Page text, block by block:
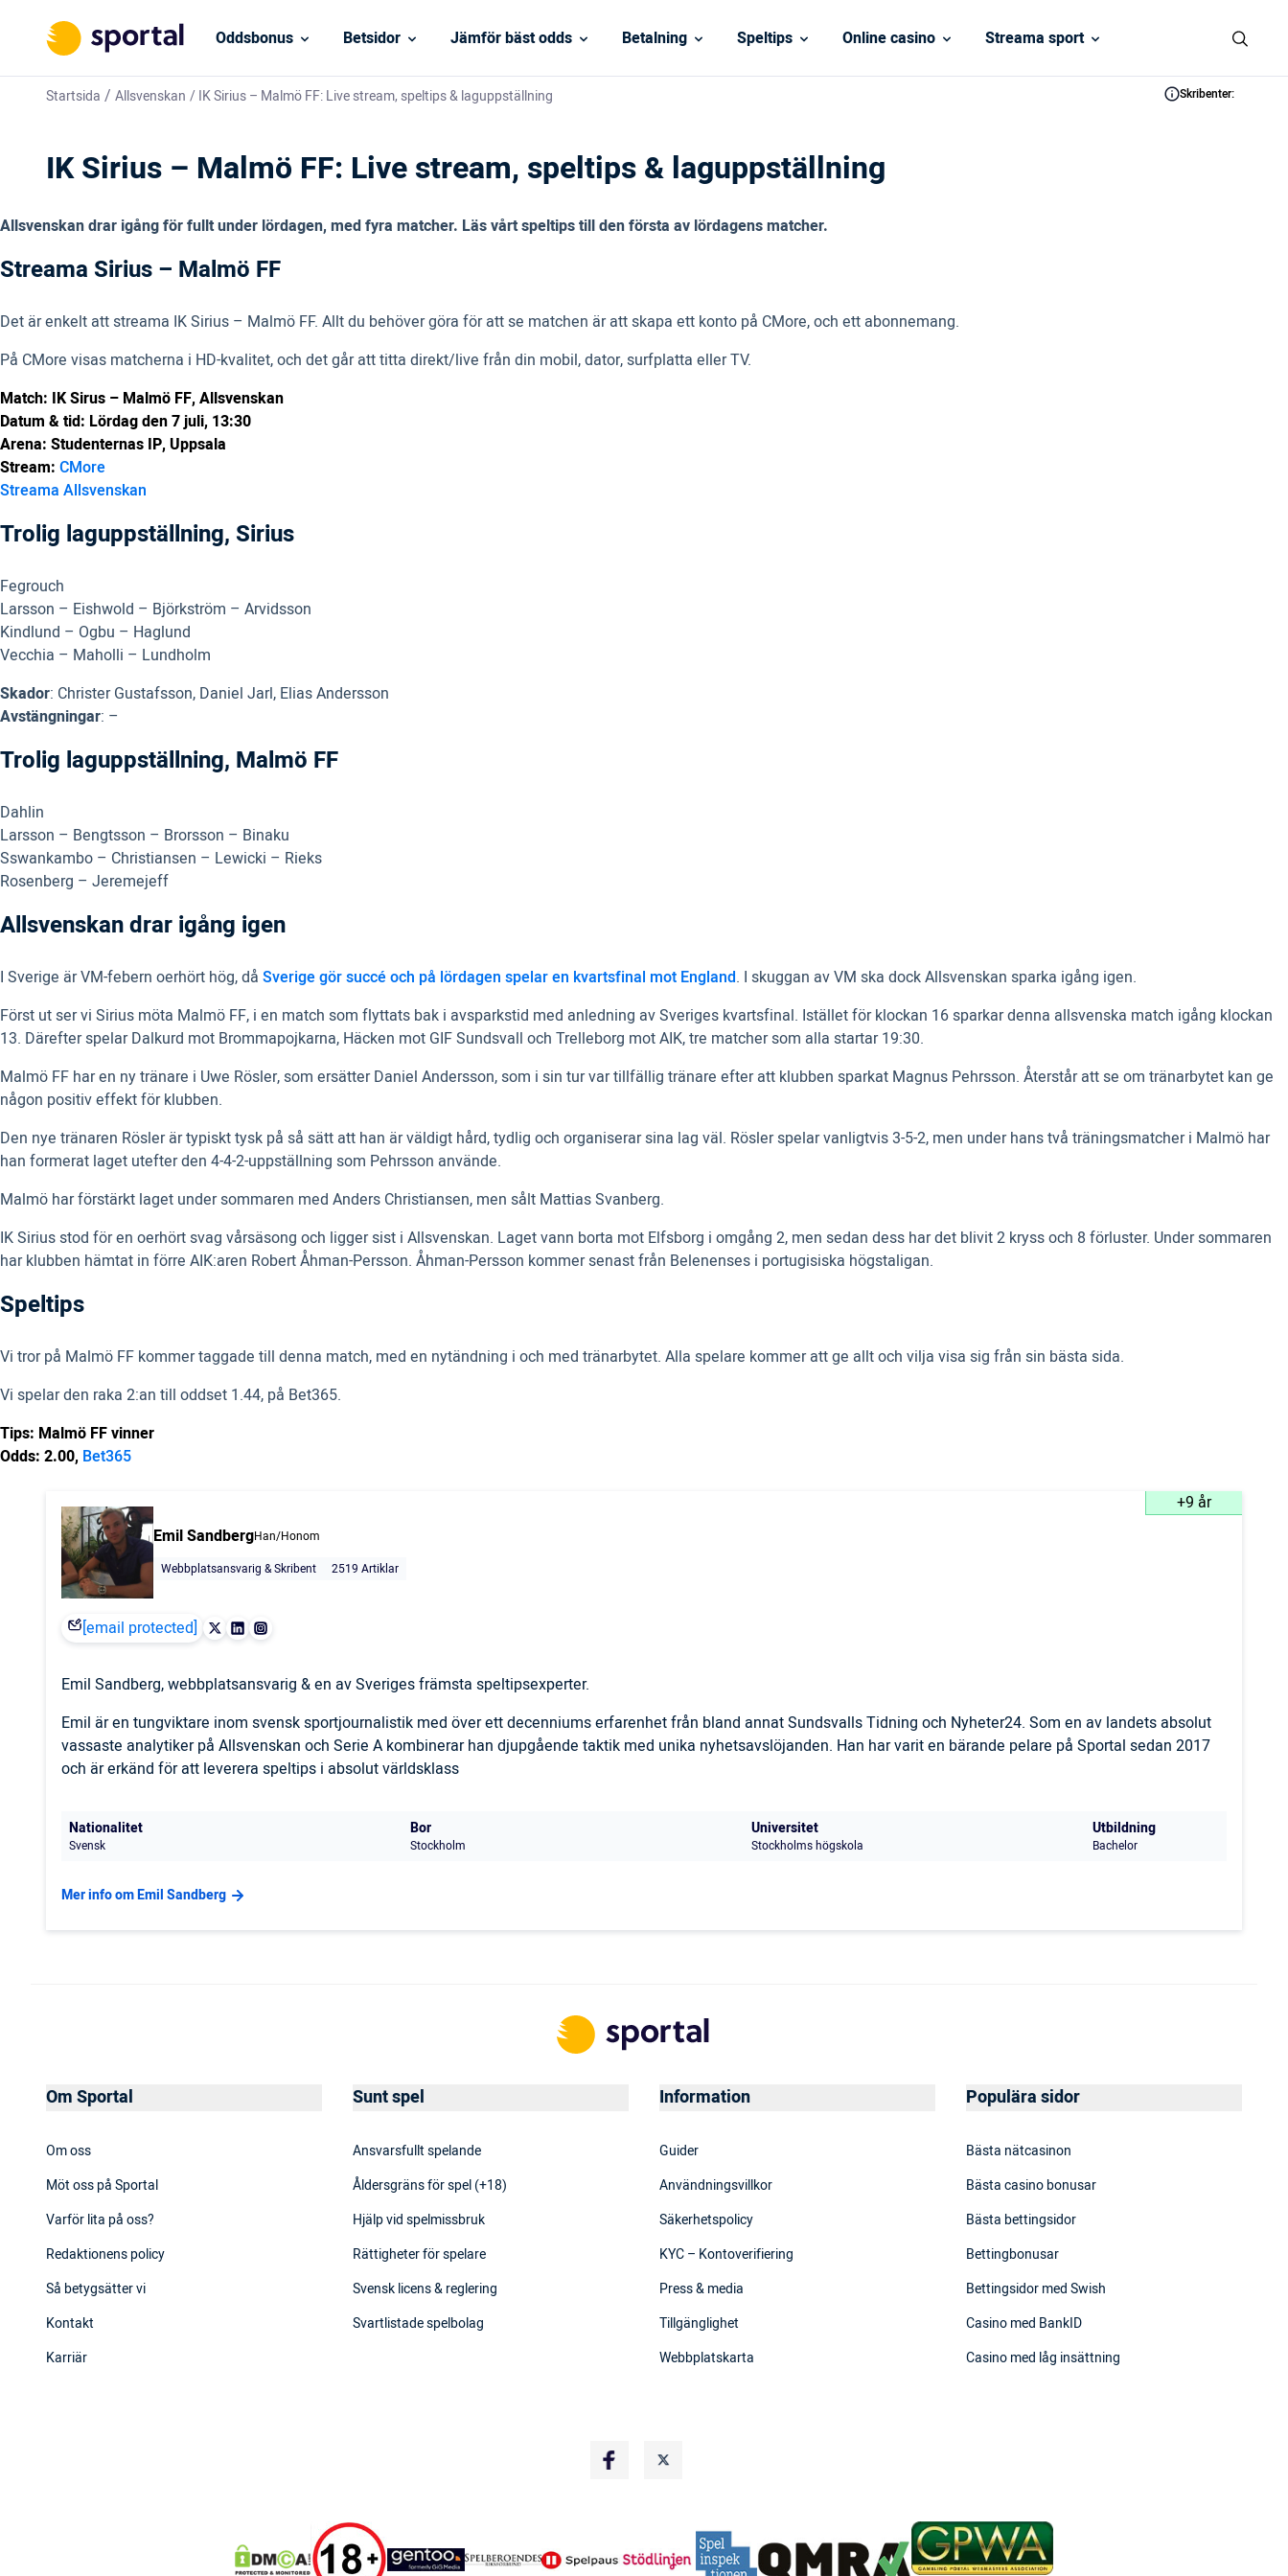
Oddsbonus Betsidor Jämför bäst odds Betalning Speltips Online casino Streama sport
Startsida / Allsvenskan /IK Sirius – Malmö FF: Live stream, speltips & laguppställning Skribenter:
IK Sirius – Malmö FF: Live stream, speltips & laguppställning
Allsvenskan drar igång för fullt under lördagen, med fyra matcher. Läs vårt speltips till den första av lördagens matcher.
Streama Sirius – Malmö FF
Det är enkelt att streama IK Sirius – Malmö FF. Allt du behöver göra för att se matchen är att skapa ett konto på CMore, och ett abonnemang.
På CMore visas matcherna i HD-kvalitet, och det går att titta direkt/live från din mobil, dator, surfplatta eller TV.
Match: IK Sirus – Malmö FF, Allsvenskan
Datum & tid: Lördag den 7 juli, 13:30
Arena: Studenternas IP, Uppsala
Stream: CMore
Streama Allsvenskan
Trolig laguppställning, Sirius
Fegrouch
Larsson – Eishwold – Björkström – Arvidsson
Kindlund – Ogbu – Haglund
Vecchia – Maholli – Lundholm
Skador: Christer Gustafsson, Daniel Jarl, Elias Andersson
Avstängningar: –
Trolig laguppställning, Malmö FF
Dahlin
Larsson – Bengtsson – Brorsson – Binaku
Sswankambo – Christiansen – Lewicki – Rieks
Rosenberg – Jeremejeff
Allsvenskan drar igång igen
I Sverige är VM-febern oerhört hög, då Sverige gör succé och på lördagen spelar en kvartsfinal mot England. I skuggan av VM ska dock Allsvenskan sparka igång igen.
Först ut ser vi Sirius möta Malmö FF, i en match som flyttats bak i avsparkstid med anledning av Sveriges kvartsfinal. Istället för klockan 16 sparkar denna allsvenska match igång klockan
13. Därefter spelar Dalkurd mot Brommapojkarna, Häcken mot GIF Sundsvall och Trelleborg mot AIK, tre matcher som alla startar 19:30.
Malmö FF har en ny tränare i Uwe Rösler, som ersätter Daniel Andersson, som i sin tur var tillfällig tränare efter att klubben sparkat Magnus Pehrsson. Återstår att se om tränarbytet kan ge
någon positiv effekt för klubben.
Den nye tränaren Rösler är typiskt tysk på så sätt att han är väldigt hård, tydlig och organiserar sina lag väl. Rösler spelar vanligtvis 3-5-2, men under hans två träningsmatcher i Malmö har
han formerat laget utefter den 4-4-2-uppställning som Pehrsson använde.
Malmö har förstärkt laget under sommaren med Anders Christiansen, men sålt Mattias Svanberg.
IK Sirius stod för en oerhört svag vårsäsong och ligger sist i Allsvenskan. Laget vann borta mot Elfsborg i omgång 2, men sedan dess har det blivit 2 kryss och 8 förluster. Under sommaren
har klubben hämtat in förre AIK:aren Robert Åhman-Persson. Åhman-Persson kommer senast från Belenenses i portugisiska högstaligan.
Speltips
Vi tror på Malmö FF kommer taggade till denna match, med en nytändning i och med tränarbytet. Alla spelare kommer att ge allt och vilja visa sig från sin bästa sida.
Vi spelar den raka 2:an till oddset 1.44, på Bet365.
Tips: Malmö FF vinner
Odds: 2.00, Bet365
Emil SandbergHan/Honom
Webbplatsansvarig & Skribent
2519 Artiklar
[email protected]
Emil Sandberg, webbplatsansvarig & en av Sveriges främsta speltipsexperter.
Emil är en tungviktare inom svensk sportjournalistik med över ett decenniums erfarenhet från bland annat Sundsvalls Tidning och Nyheter24. Som en av landets absolut
vassaste analytiker på Allsvenskan och Serie A kombinerar han djupgående taktik med unika nyhetsavslöjanden. Han har varit en bärande pelare på Sportal sedan 2017
och är erkänd för att leverera speltips i absolut världsklass
Nationalitet
Svensk
Bor
Stockholm
Universitet
Stockholms högskola
Utbildning
Bachelor
Mer info om Emil Sandberg
+9 år
Om Sportal
Om oss
Möt oss på Sportal
Varför lita på oss?
Redaktionens policy
Så betygsätter vi
Kontakt
Karriär
Sunt spel
Ansvarsfullt spelande
Åldersgräns för spel (+18)
Hjälp vid spelmissbruk
Rättigheter för spelare
Svensk licens & reglering
Svartlistade spelbolag
Information
Guider
Användningsvillkor
Säkerhetspolicy
KYC – Kontoverifiering
Press & media
Tillgänglighet
Webbplatskarta
Populära sidor
Bästa nätcasinon
Bästa casino bonusar
Bästa bettingsidor
Bettingbonusar
Bettingsidor med Swish
Casino med BankID
Casino med låg insättning